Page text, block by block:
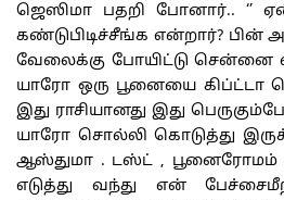
ஜெஸிமா பதறி போனார்..
கண்டுபிடிச்சீங்க என்றார்? பின்
வேலைக்கு போயிட்டு சென்னை
யாரோ ஒரு பூனையை கிப்ட்டா
இது ராசியானது இது
யாரோ சொல்லி கொடுத்து
ஆஸ்துமா . டஸ்ட் ,
எடுத்து வந்து என்